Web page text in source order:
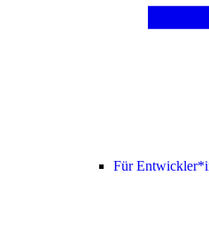
Für